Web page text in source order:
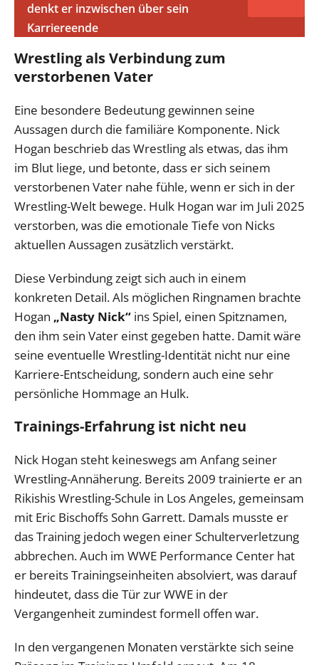
denkt er inzwischen über sein
Karriereende
Wrestling als Verbindung zum
verstorbenen Vater
Eine besondere Bedeutung gewinnen seine
Aussagen durch die familiäre Komponente. Nick
Hogan beschrieb das Wrestling als etwas, das ihm
im Blut liege, und betonte, dass er sich seinem
verstorbenen Vater nahe fühle, wenn er sich in der
Wrestling-Welt bewege. Hulk Hogan war im Juli 2025
verstorben, was die emotionale Tiefe von Nicks
aktuellen Aussagen zusätzlich verstärkt.
Diese Verbindung zeigt sich auch in einem
konkreten Detail. Als möglichen Ringnamen brachte
Hogan „Nasty Nick“ ins Spiel, einen Spitznamen,
den ihm sein Vater einst gegeben hatte. Damit wäre
seine eventuelle Wrestling-Identität nicht nur eine
Karriere-Entscheidung, sondern auch eine sehr
persönliche Hommage an Hulk.
Trainings-Erfahrung ist nicht neu
Nick Hogan steht keineswegs am Anfang seiner
Wrestling-Annäherung. Bereits 2009 trainierte er an
Rikishis Wrestling-Schule in Los Angeles, gemeinsam
mit Eric Bischoffs Sohn Garrett. Damals musste er
das Training jedoch wegen einer Schulterverletzung
abbrechen. Auch im WWE Performance Center hat
er bereits Trainingseinheiten absolviert, was darauf
hindeutet, dass die Tür zur WWE in der
Vergangenheit zumindest formell offen war.
In den vergangenen Monaten verstärkte sich seine